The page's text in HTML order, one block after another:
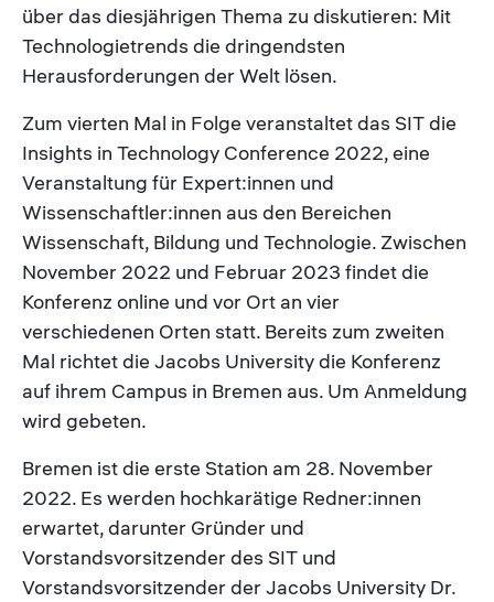
über das diesjährigen Thema zu diskutieren: Mit
Technologietrends die dringendsten
Herausforderungen der Welt lösen.
Zum vierten Mal in Folge veranstaltet das SIT die
Insights in Technology Conference 2022, eine
Veranstaltung für Expert:innen und
Wissenschaftler:innen aus den Bereichen
Wissenschaft, Bildung und Technologie. Zwischen
November 2022 und Februar 2023 findet die
Konferenz online und vor Ort an vier
verschiedenen Orten statt. Bereits zum zweiten
Mal richtet die Jacobs University die Konferenz
auf ihrem Campus in Bremen aus. Um Anmeldung
wird gebeten.
Bremen ist die erste Station am 28. November
2022. Es werden hochkarätige Redner:innen
erwartet, darunter Gründer und
Vorstandsvorsitzender des SIT und
Vorstandsvorsitzender der Jacobs University Dr.